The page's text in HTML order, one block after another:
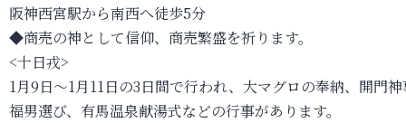
阪神西宮駅から南西へ徒歩5分
◆商売の神として信仰、商売繁盛を祈ります。
<十日戎>
1月9日～1月11日の3日間で行われ、大マグロの奉納、開門
福男選び、有馬温泉献湯式などの行事があります。